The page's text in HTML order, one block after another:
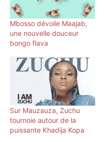
Mbosso dévoile Maajab,
une nouvelle douceur
bongo flava
Sur Mauzauza, Zuchu
tournoie autour de la
puissante Khadija Kopa